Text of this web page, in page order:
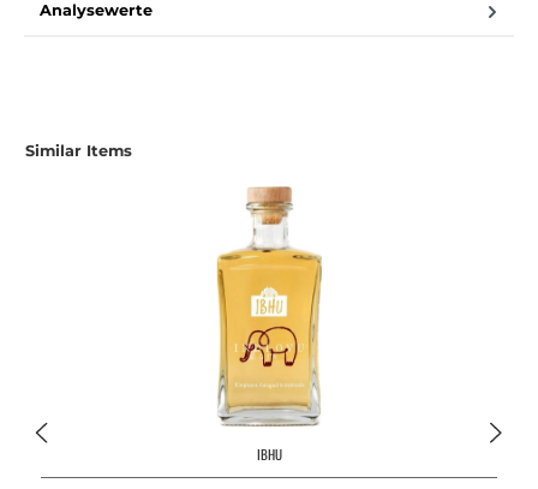
Analysewerte
Similar Items
IBHU